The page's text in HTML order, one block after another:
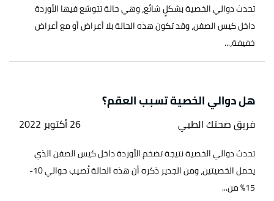
تحدث دوالي الخصية بشكلٍ شائع، وهي حالة تتوسّع فيها الأوردة
داخل كيس الصفن، وقد تكون هذه الحالة بلا أعراض أو مع أعراض
خفيفة،...
هل دوالي الخصية تسبب العقم؟
فريق صحتك الطبي 26 أكتوبر 2022
تحدث دوالي الخصية نتيجة تضخم الأوردة داخل كيس الصفن الذي
يحمل الخصيتين، ومن الجدير ذكره أن هذه الحالة تُصيب حوالي 10-
15% من...